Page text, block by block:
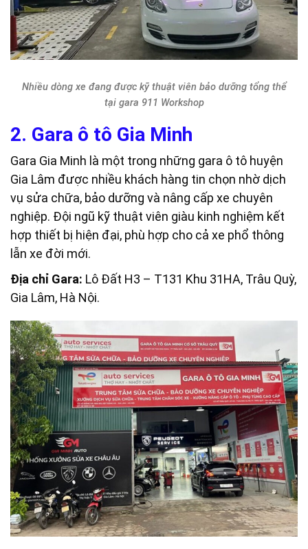
Nhiều dòng xe đang được kỹ thuật viên bảo dưỡng tổng thể
tại gara 911 Workshop
2. Gara ô tô Gia Minh
Gara Gia Minh là một trong những gara ô tô huyện
Gia Lâm được nhiều khách hàng tin chọn nhờ dịch
vụ sửa chữa, bảo dưỡng và nâng cấp xe chuyên
nghiệp. Đội ngũ kỹ thuật viên giàu kinh nghiệm kết
hợp thiết bị hiện đại, phù hợp cho cả xe phổ thông
lẫn xe đời mới.
Địa chỉ Gara: Lô Đất H3 – T131 Khu 31HA, Trâu Quỳ,
Gia Lâm, Hà Nội.